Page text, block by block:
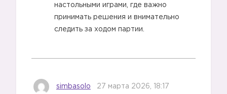
настольными играми, где важно
принимать решения и внимательно
следить за ходом партии.
simbasolo 27 марта 2026, 18:17